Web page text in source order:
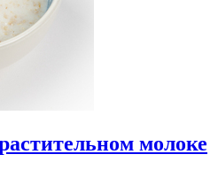
молоке